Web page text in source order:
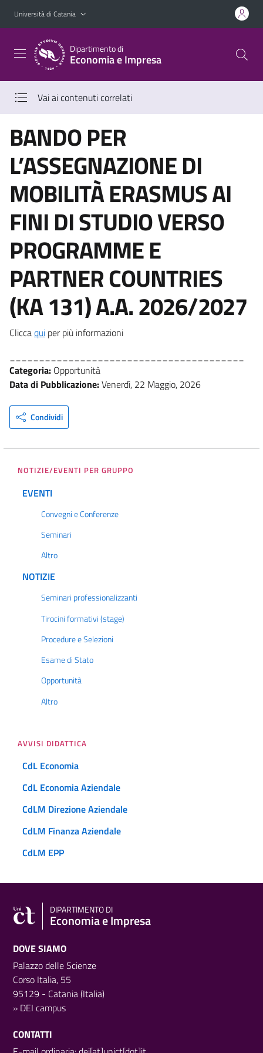
Vai al contenuto principale
Vai al menu di navigazione
Università di Catania
Dipartimento di
Economia e Impresa
Vai ai contenuti correlati
BANDO PER
L’ASSEGNAZIONE DI
MOBILITÀ ERASMUS AI
FINI DI STUDIO VERSO
PROGRAMME E
PARTNER COUNTRIES
(KA 131) A.A. 2026/2027
Cliccaqui per più informazioni
Categoria: Opportunità
Data di Pubblicazione:Venerdì, 22 Maggio, 2026
Condividi
NOTIZIE/EVENTI PER GRUPPO
EVENTI
Convegni e Conferenze
Seminari
Altro
NOTIZIE
Seminari professionalizzanti
Tirocini formativi (stage)
Procedure e Selezioni
Esame di Stato
Opportunità
Altro
AVVISI DIDATTICA
CdL Economia
CdL Economia Aziendale
CdLM Direzione Aziendale
CdLM Finanza Aziendale
CdLM EPP
DIPARTIMENTO DI
Economia e Impresa
DOVE SIAMO
Palazzo delle Scienze
Corso Italia, 55
95129 - Catania (Italia)
» DEI campus
CONTATTI